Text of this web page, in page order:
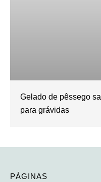
Gelado de pêssego
para grávidas
PÁGINAS